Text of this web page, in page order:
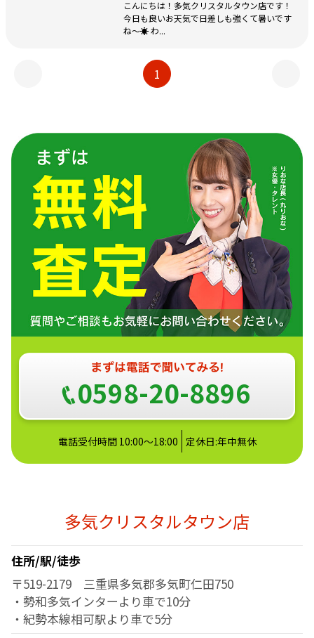
こんにちは！多気クリスタルタウン店です！
今日も良いお天気で日差しも強くて暑いです
ね～☀ わ...
1
0598-20-8896
電話受付時間 10:00～18:00 定休日:年中無休
多気クリスタルタウン店
住所/駅/徒歩
〒519-2179 三重県多気郡多気町仁田750
・勢和多気インターより車で10分
・紀勢本線相可駅より車で5分